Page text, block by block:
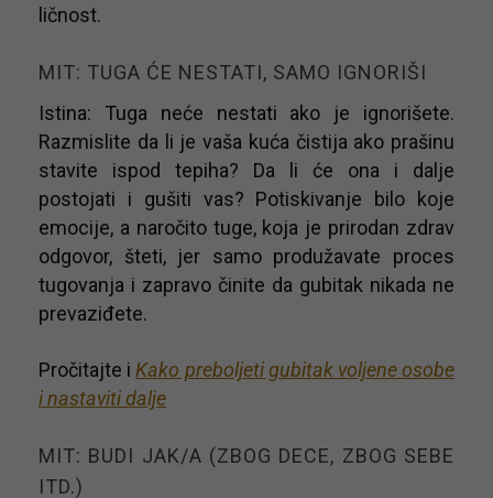
ličnost.
MIT: TUGA ĆE NESTATI, SAMO IGNORIŠI
Istina: Tuga neće nestati ako je ignorišete.
Razmislite da li je vaša kuća čistija ako prašinu
stavite ispod tepiha? Da li će ona i dalje
postojati i gušiti vas? Potiskivanje bilo koje
emocije, a naročito tuge, koja je prirodan zdrav
odgovor, šteti, jer samo produžavate proces
tugovanja i zapravo činite da gubitak nikada ne
prevaziđete.
Pročitajte iKako preboljeti gubitak voljene osobe
i nastaviti dalje
MIT: BUDI JAK/A (ZBOG DECE, ZBOG SEBE
ITD.)